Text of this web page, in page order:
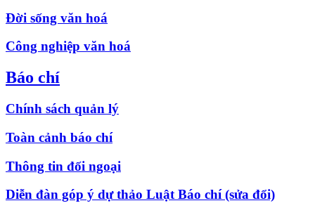
Đời sống văn hoá
Công nghiệp văn hoá
Báo chí
Chính sách quản lý
Toàn cảnh báo chí
Thông tin đối ngoại
Diễn đàn góp ý dự thảo Luật Báo chí (sửa đổi)